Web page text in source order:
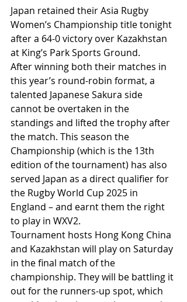
Japan retained their Asia Rugby
Women’s Championship title tonight
after a 64-0 victory over Kazakhstan
at King’s Park Sports Ground.
After winning both their matches in
this year’s round-robin format, a
talented Japanese Sakura side
cannot be overtaken in the
standings and lifted the trophy after
the match. This season the
Championship (which is the 13th
edition of the tournament) has also
served Japan as a direct qualifier for
the Rugby World Cup 2025 in
England – and earnt them the right
to play in WXV2.
Tournament hosts Hong Kong China
and Kazakhstan will play on Saturday
in the final match of the
championship. They will be battling it
out for the runners-up spot, which